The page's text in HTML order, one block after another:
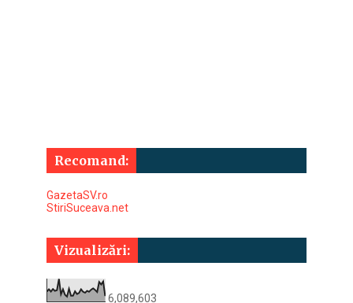
Recomand:
GazetaSV.ro
StiriSuceava.net
Vizualizări:
6,089,603